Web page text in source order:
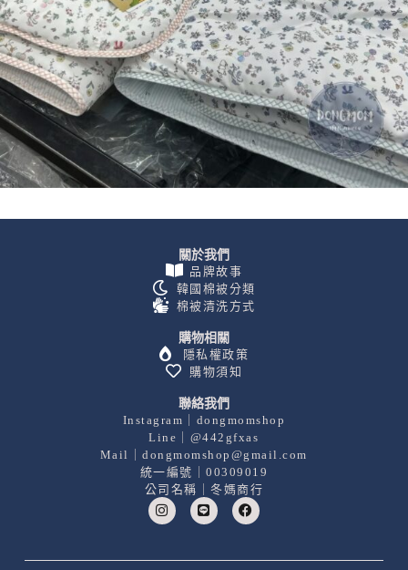
關於我們
品牌故事
韓國棉被分類
棉被清洗方式
購物相關
隱私權政策
購物須知
聯絡我們
Instagram｜dongmomshop
Line｜@442gfxas
Mail｜dongmomshop@gmail.com
統一編號｜00309019
公司名稱｜冬媽商行